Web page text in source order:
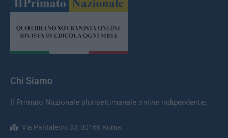
Chi Siamo
Il Primato Nazionale plurisettimanale online indipendente;
Via Pantaleoni 33, 00166 Roma.